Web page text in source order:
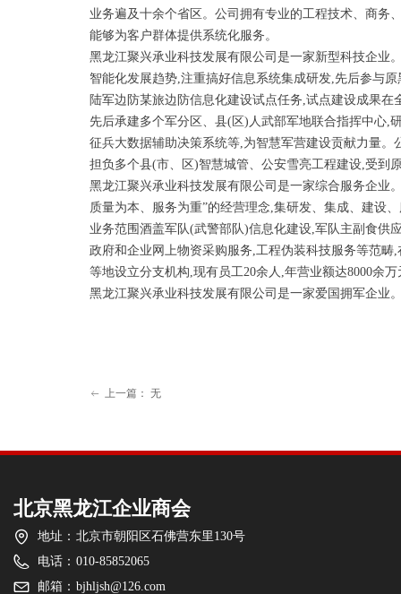
业务遍及十余个省区。公司拥有专业的工程技术、商务
能够为客户群体提供系统化服务。
黑龙江聚兴承业科技发展有限公司是一家新型科技企业
智能化发展趋势,注重搞好信息系统集成研发,先后参与
陆军边防某旅边防信息化建设试点任务,试点建设成果在
先后承建多个军分区、县(区)人武部军地联合指挥中心,
征兵大数据辅助决策系统等,为智慧军营建设贡献力量。
担负多个县(市、区)智慧城管、公安雪亮工程建设,受到
黑龙江聚兴承业科技发展有限公司是一家综合服务企业
质量为本、服务为重”的经营理念,集研发、集成、建设
业务范围酒盖军队(武警部队)信息化建设,军队主副食供
政府和企业网上物资采购服务,工程伪装科技服务等范
等地设立分支机构,现有员工20余人,年营业额达8000余万
黑龙江聚兴承业科技发展有限公司是一家爱国拥军企业
ꂃ 上一篇： 无
北京黑龙江企业商会
地址： 北京市朝阳区石佛营东里130号
电话： 010-85852065
邮箱： bjhljsh@126.com